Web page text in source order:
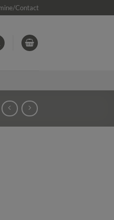
Contact